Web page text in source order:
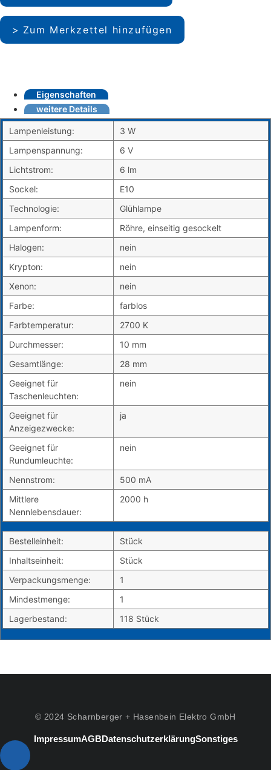
Zum Merkzettel hinzufügen
Eigenschaften
weitere Details
Lampenleistung:
3 W
Lampenspannung:
6 V
Lichtstrom:
6 lm
Sockel:
E10
Technologie:
Glühlampe
Lampenform:
Röhre, einseitig gesockelt
Halogen:
nein
Krypton:
nein
Xenon:
nein
Farbe:
farblos
Farbtemperatur:
2700 K
Durchmesser:
10 mm
Gesamtlänge:
28 mm
Geeignet für
Taschenleuchten:
nein
Geeignet für
Anzeigezwecke:
ja
Geeignet für
Rundumleuchte:
nein
Nennstrom:
500 mA
Mittlere
Nennlebensdauer:
2000 h
Bestelleinheit:
Stück
Inhaltseinheit:
Stück
Verpackungsmenge:
1
Mindestmenge:
1
Lagerbestand:
118 Stück
© 2024 Scharnberger + Hasenbein Elektro GmbH
ImpressumAGBDatenschutzerklärungSonstiges